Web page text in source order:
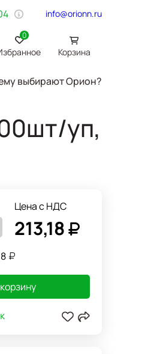
info@orionn.ru
0
Корзина
Бытовая химия Хозтовары
выбирают Орион?
уп,
Цена с НДС
213,18